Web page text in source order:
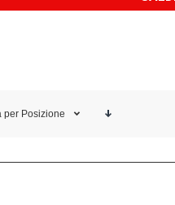
per Posizione